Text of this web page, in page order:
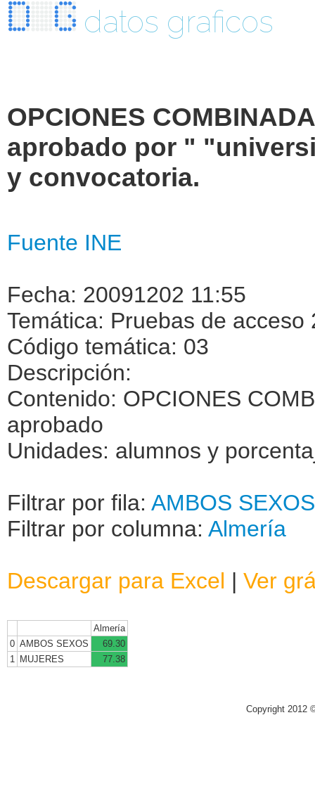
datos graficos
OPCIONES
aprobado por "
y convocatoria.
Fuente INE
Fecha: 20091202 11:55
Temática: Pruebas de
Código temática: 03
Descripción:
Contenido: OPCIONES
aprobado
Unidades: alumnos y
Filtrar por fila: AMBOS SEXOS
Filtrar por columna: Almería
Descargar para Excel | Ver
Almería
0 AMBOS SEXOS
69.30
1
MUJERES 77.38
Copyright 2012